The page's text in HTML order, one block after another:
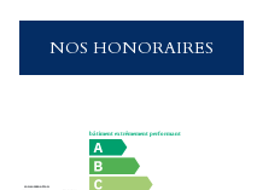
NOS HONORAIRES